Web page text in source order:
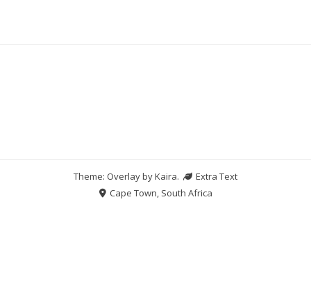
Theme: Overlay byKaira.
Extra Text
Cape Town, South Africa